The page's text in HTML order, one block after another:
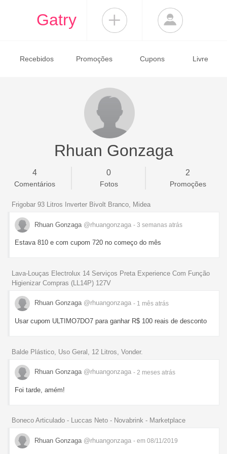
Gatry
Recebidos Promoções Cupons Livre
Rhuan Gonzaga
4
Comentários
0
Fotos
2
Promoções
Frigobar 93 Litros Inverter Bivolt Branco, Midea
Rhuan Gonzaga @rhuangonzaga - 3 semanas atrás
Estava 810 e com cupom 720 no começo do mês
Lava-Louças Electrolux 14 Serviços Preta Experience Com Função
Higienizar Compras (LL14P) 127V
Rhuan Gonzaga @rhuangonzaga - 1 mês atrás
Usar cupom ULTIMO7DO7 para ganhar R$ 100 reais de desconto
Balde Plástico, Uso Geral, 12 Litros, Vonder.
Rhuan Gonzaga @rhuangonzaga - 2 meses atrás
Foi tarde, amém!
Boneco Articulado - Luccas Neto - Novabrink - Marketplace
Rhuan Gonzaga @rhuangonzaga - em 08/11/2019